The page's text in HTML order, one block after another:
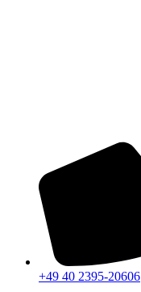
+49 40 2395-20606